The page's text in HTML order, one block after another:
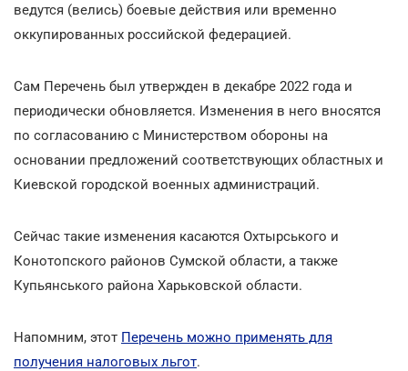
ведутся (велись) боевые действия или временно
оккупированных российской федерацией.
Сам Перечень был утвержден в декабре 2022 года и
периодически обновляется. Изменения в него вносятся
по согласованию с Министерством обороны на
основании предложений соответствующих областных и
Киевской городской военных администраций.
Сейчас такие изменения касаются Охтырського и
Конотопского районов Сумской области, а также
Купьянського района Харьковской области.
Напомним, этот Перечень можно применять для
получения налоговых льгот.